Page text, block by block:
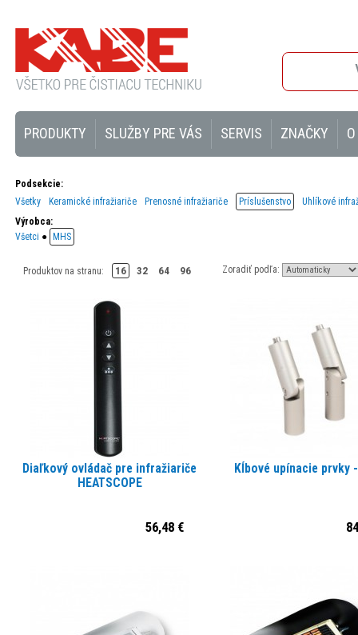
PRODUKTY SLUŽBY PRE VÁS SERVIS ZNAČKY
Podsekcie:
Všetky
Keramické infražiariče Prenosné infražiariče Príslušenstvo
Uhlíkové
Výrobca:
Všetci ● MHS
Produktov na stranu: 16 32 64 96 Zoradiť podľa:
Diaľkový ovládač pre infražiariče
HEATSCOPE
56,48 €
Kĺbové upínacie prvky